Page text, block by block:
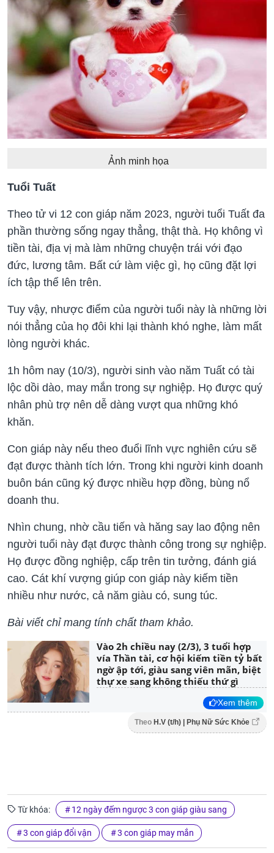
Ảnh minh họa
Tuổi Tuất
Theo tử vi 12 con giáp năm 2023, người tuổi Tuất đa
phần thường sống ngay thẳng, thật thà. Họ không vì
tiền tài, địa vị mà làm những chuyện trái với đạo
đức, lương tâm. Bất cứ làm việc gì, họ cũng đặt lợi
ích tập thể lên trên.
Tuy vậy, nhược điểm của người tuổi này là những lời
nói thẳng của họ đôi khi lại thành khó nghe, làm mất
lòng người khác.
1h hôm nay (10/3), người sinh vào năm Tuất có tài
lộc dồi dào, may mắn trong sự nghiệp. Họ được quý
nhân phù trợ nên dễ dàng vượt qua những khó
khăn.
Con giáp này nếu theo đuổi lĩnh vực nghiên cứu sẽ
đạt được thành tích lớn. Trong khi người kinh doanh
buôn bán cũng ký được nhiều hợp đồng, bùng nổ
doanh thu.
Nhìn chung, nhờ cầu tiến và hăng say lao động nên
người tuổi này đạt được thành công trong sự nghiệp.
Họ được đồng nghiệp, cấp trên tin tưởng, đánh giá
cao. Cát khí vượng giúp con giáp này kiếm tiền
nhiều như nước, cả năm giàu có, sung túc.
Bài viết chỉ mang tính chất tham khảo.
Vào 2h chiều nay (2/3), 3 tuổi hợp
vía Thần tài, cơ hội kiếm tiền tỷ bất
ngờ ập tới, giàu sang viên mãn, biệt
thự xe sang không thiếu thứ gì
Xem thêm
Theo H.V (t/h) | Phụ Nữ Sức Khỏe
Từ khóa: 12 ngày đếm ngược 3 con giáp giàu sang
3 con giáp đổi vận 3 con giáp may mắn